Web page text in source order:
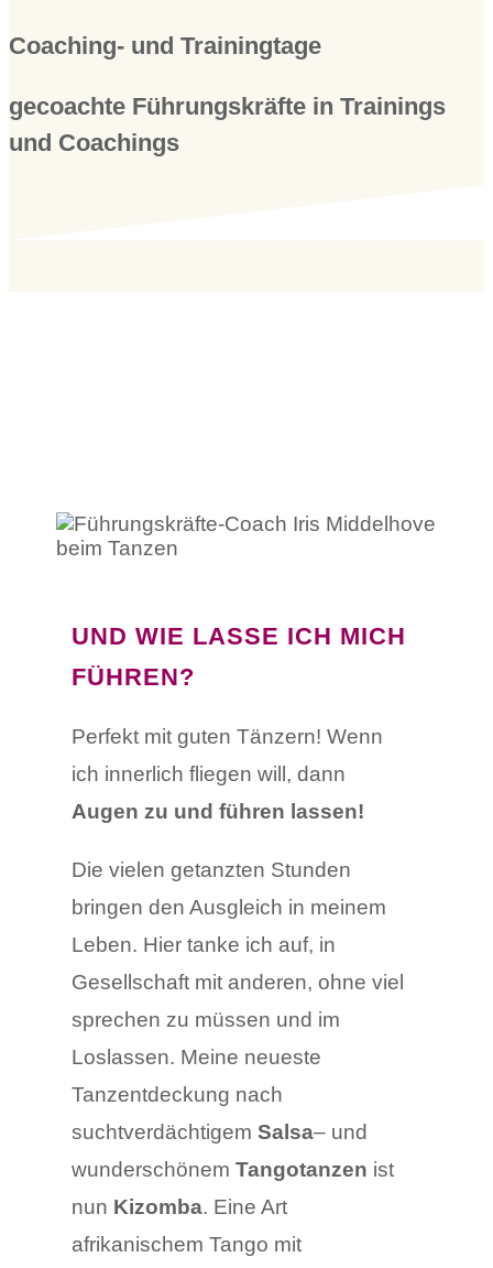
Coaching- und Trainingtage
gecoachte Führungskräfte in Trainings
und Coachings
UND WIE LASSE ICH MICH
FÜHREN?
Perfekt mit guten Tänzern! Wenn
ich innerlich fliegen will, dann
Augen zu und führen lassen!
Die vielen getanzten Stunden
bringen den Ausgleich in meinem
Leben. Hier tanke ich auf, in
Gesellschaft mit anderen, ohne viel
sprechen zu müssen und im
Loslassen. Meine neueste
Tanzentdeckung nach
suchtverdächtigemSalsa– und
wunderschönemTangotanzen ist
nun Kizomba. Eine Art
afrikanischem Tango mit